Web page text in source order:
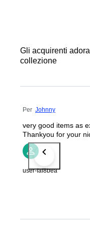
Gli acquirenti
collezione
Per Johnny
very good items as
Thankyou for your
user-faf8bea